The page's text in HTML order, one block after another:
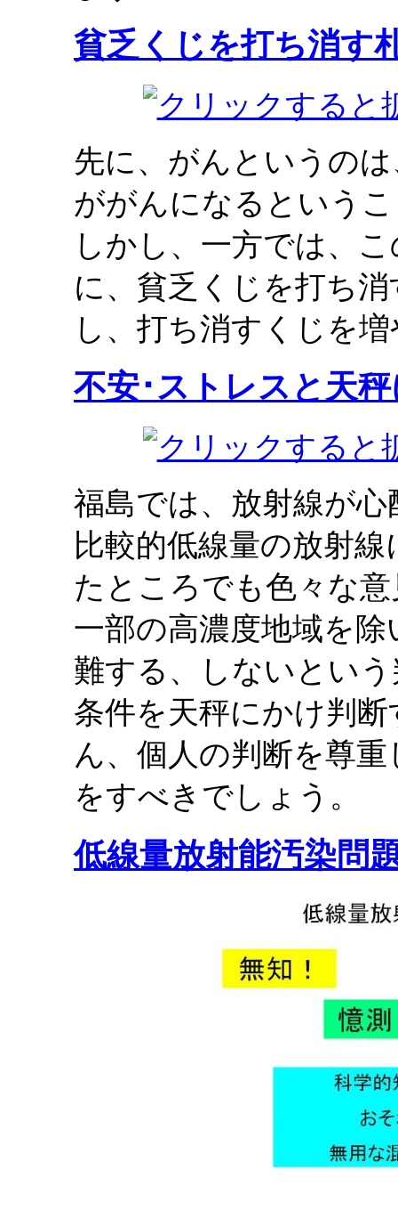
貧乏くじを打ち消す
先に、がんというの
ががんになるという
しかし、一方では、
に、貧乏くじを打ち
し、打ち消すくじを
不安･ストレスと天
福島では、放射線が
比較的低線量の放射
たところでも色々な
一部の高濃度地域を
難する、しないとい
条件を天秤にかけ判
ん、個人の判断を尊
をすべきでしょう。
低線量放射能汚染問